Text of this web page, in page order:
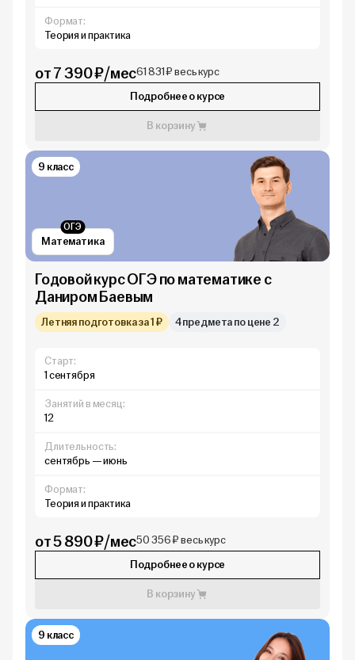
Формат:
Теория и практика
от 7 390 ₽/мес61 831 ₽ весь курс
Подробнее о курсе
В корзину
Математика
ОГЭ
9 класс
Годовой курс ОГЭ по математике с
Даниром Баевым
Летняя подготовка за 1 ₽ 4 предмета по цене 2
Старт:
1 сентября
Занятий в месяц:
12
Длительность:
сентябрь — июнь
Формат:
Теория и практика
от 5 890 ₽/мес50 356 ₽ весь курс
Подробнее о курсе
В корзину
9 класс